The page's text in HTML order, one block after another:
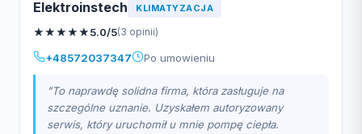
Elektroinstech KLIMATYZACJA
★★★★★5.0/5(3 opinii)
+48572037347 Po umowieniu
"To naprawdę solidna firma, która zasługuje na
szczególne uznanie. Uzyskałem autoryzowany
serwis, który uruchomił u mnie pompę ciepła.